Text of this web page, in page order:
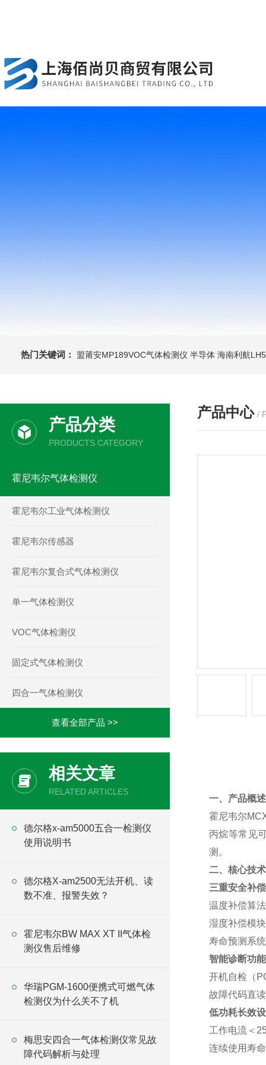
热门关键词： 盟莆安MP189VOC气体检测仪 半导体 海南利航
产品分类
PRODUCTS CATEGORY
霍尼韦尔气体检测仪
霍尼韦尔工业气体检测仪
霍尼韦尔传感器
霍尼韦尔复合式气体检测仪
单一气体检测仪
VOC气体检测仪
固定式气体检测仪
四合一气体检测仪
查看全部产品 >>
相关文章
RELATED ARTICLES
德尔格x-am5000五合一检测仪
使用说明书
德尔格X-am2500无法开机、读
数不准、报警失效？
霍尼韦尔BW MAX XT II气体检
测仪售后维修
华瑞PGM-1600便携式可燃气体
检测仪为什么关不了机
梅思安四合一气体检测仪常见故
障代码解析与处理
产品中心 /
一、产品概述
霍尼韦尔
丙烷等常见
测。
二、核心技
三重安全补
温度补偿算
湿度补偿模
寿命预测系
智能诊断功能
开机自检（
故障代码直
低功耗长效
工作电流＜
连续使用寿